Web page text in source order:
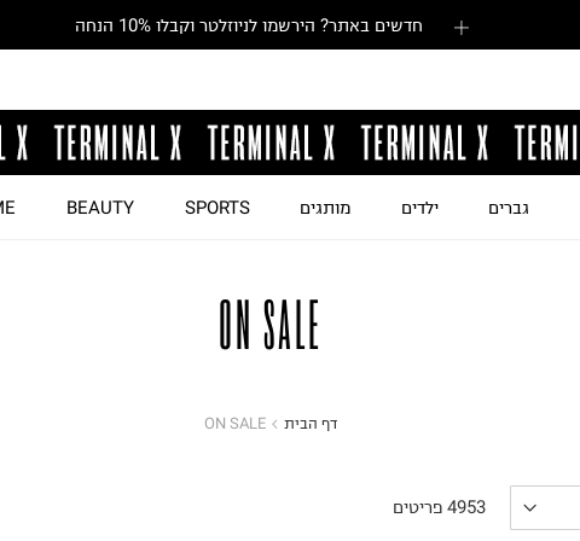
חדשים באתר? הירשמו לניוזלטר וקבלו 10% הנחה
גברים ילדים מותגים SPORTS
BEAUTY
ON SALE
דף הבית ON SALE
4953 פריטים